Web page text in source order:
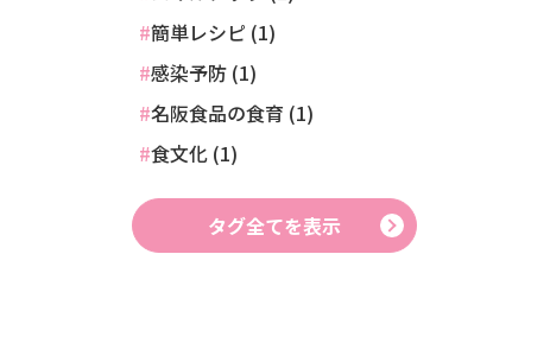
簡単レシピ (1)
感染予防 (1)
名阪食品の食育 (1)
食文化 (1)
タグ全てを表示